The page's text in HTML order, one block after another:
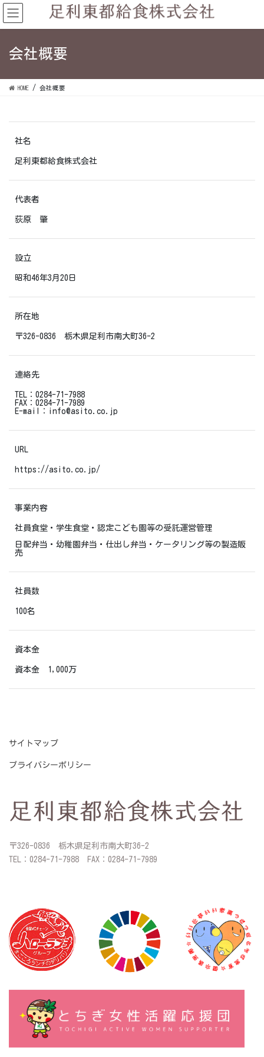
会社概要
HOME 会社概要
社名
足利東都給食株式会社
代表者
荻原 肇
設立
昭和46年3月20日
所在地
〒326-0836 栃木県足利市南大町36-2
連絡先
TEL：0284-71-7988
FAX：0284-71-7989
E-mail：info@asito.co.jp
URL
https://asito.co.jp/
事業内容
社員食堂・学生食堂・認定こども園等の受託運営管理
日配弁当・幼稚園弁当・仕出し弁当・ケータリング等の製造販
売
社員数
100名
資本金
資本金 1,000万
サイトマップ
プライバシーポリシー
〒326-0836 栃木県足利市南大町36-2
TEL：0284-71-7988 FAX：0284-71-7989